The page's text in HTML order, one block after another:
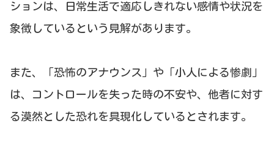
ションは、日常生活で適応しきれない感情や状況を
象徴しているという見解があります。
また、「恐怖のアナウンス」や「小人による惨劇」
は、コントロールを失った時の不安や、他者に対す
る漠然とした恐れを具現化しているとされます。